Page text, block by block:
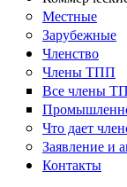
Местные
Зарубежные
Членство
Члены ТПП
Все члены
Что дает
Заявление и
Контакты